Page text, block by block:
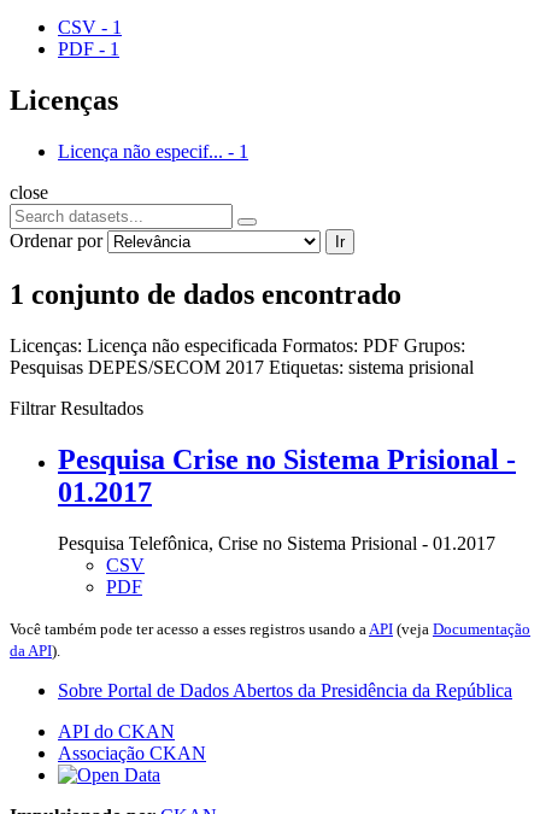
CSV - 1
PDF - 1
Licenças
Licença não especif... - 1
close
Ordenar por Ir
1 conjunto de dados encontrado
Licenças: Licença não especificada Formatos: PDF Grupos:
Pesquisas DEPES/SECOM 2017 Etiquetas: sistema prisional
Filtrar Resultados
Pesquisa Crise no Sistema Prisional -
01.2017
Pesquisa Telefônica, Crise no Sistema Prisional - 01.2017
CSV
PDF
Você também pode ter acesso a esses registros usando a API (veja Documentação
da API).
Sobre Portal de Dados Abertos da Presidência da República
API do CKAN
Associação CKAN